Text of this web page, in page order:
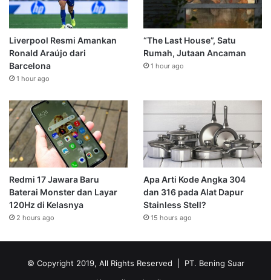
Liverpool Resmi Amankan
Ronald Araújo dari
Barcelona
1 hour ago
“The Last House”, Satu
Rumah, Jutaan Ancaman
1 hour ago
Redmi 17 Jawara Baru
Baterai Monster dan Layar
120Hz di Kelasnya
2 hours ago
Apa Arti Kode Angka 304
dan 316 pada Alat Dapur
Stainless Stell?
15 hours ago
© Copyright 2019, All Rights Reserved | PT. Bening Suar